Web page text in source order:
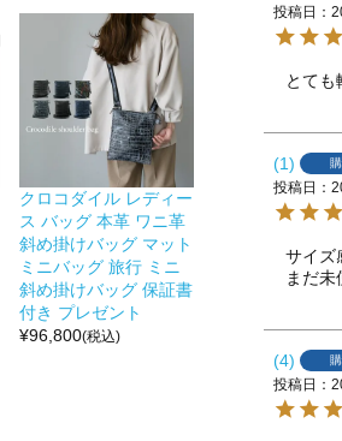
クロコダイル レディー
ス バッグ 本革 ワニ革
斜め掛けバッグ マット
ミニバッグ 旅行 ミニ
斜め掛けバッグ 保証書
付き プレゼント
¥96,800(税込)
投稿日
とても
1
投稿日
サイズ
まだ未
4
投稿日